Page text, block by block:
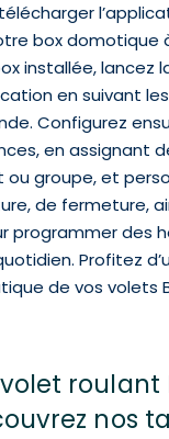
box domotique
installée, lancez
en suivant
Configurez
en assignant
groupe, et
de fermeture,
programmer des
Profitez
de vos volets
roulant
nos